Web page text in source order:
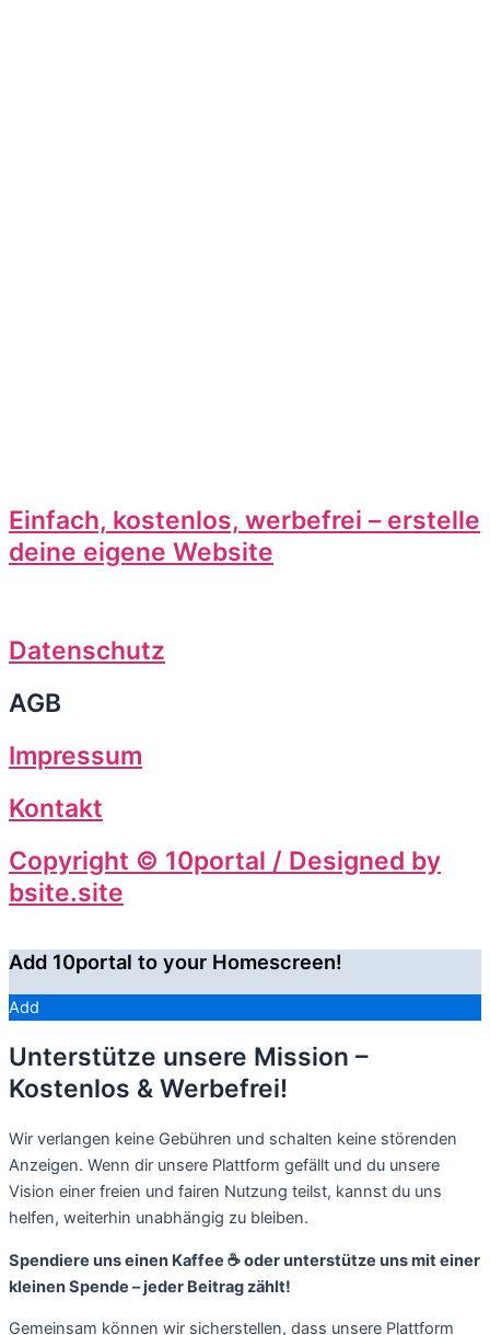
Einfach, kostenlos, werbefrei – erstelle
deine eigene Website
Datenschutz
AGB
Impressum
Kontakt
Copyright © 10portal / Designed by
bsite.site
Add 10portal to your Homescreen!
Add
Unterstütze unsere Mission –
Kostenlos & Werbefrei!
Wir verlangen keine Gebühren und schalten keine störenden
Anzeigen. Wenn dir unsere Plattform gefällt und du unsere
Vision einer freien und fairen Nutzung teilst, kannst du uns
helfen, weiterhin unabhängig zu bleiben.
Spendiere uns einen Kaffee ☕️ oder unterstütze uns mit einer
kleinen Spende – jeder Beitrag zählt!
Gemeinsam können wir sicherstellen, dass unsere Plattform